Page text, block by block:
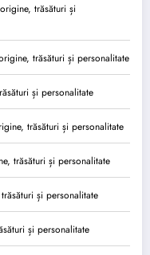
trăsături și
trăsături și personalitate
și personalitate
trăsături și personalitate
trăsături și personalitate
și personalitate
și personalitate